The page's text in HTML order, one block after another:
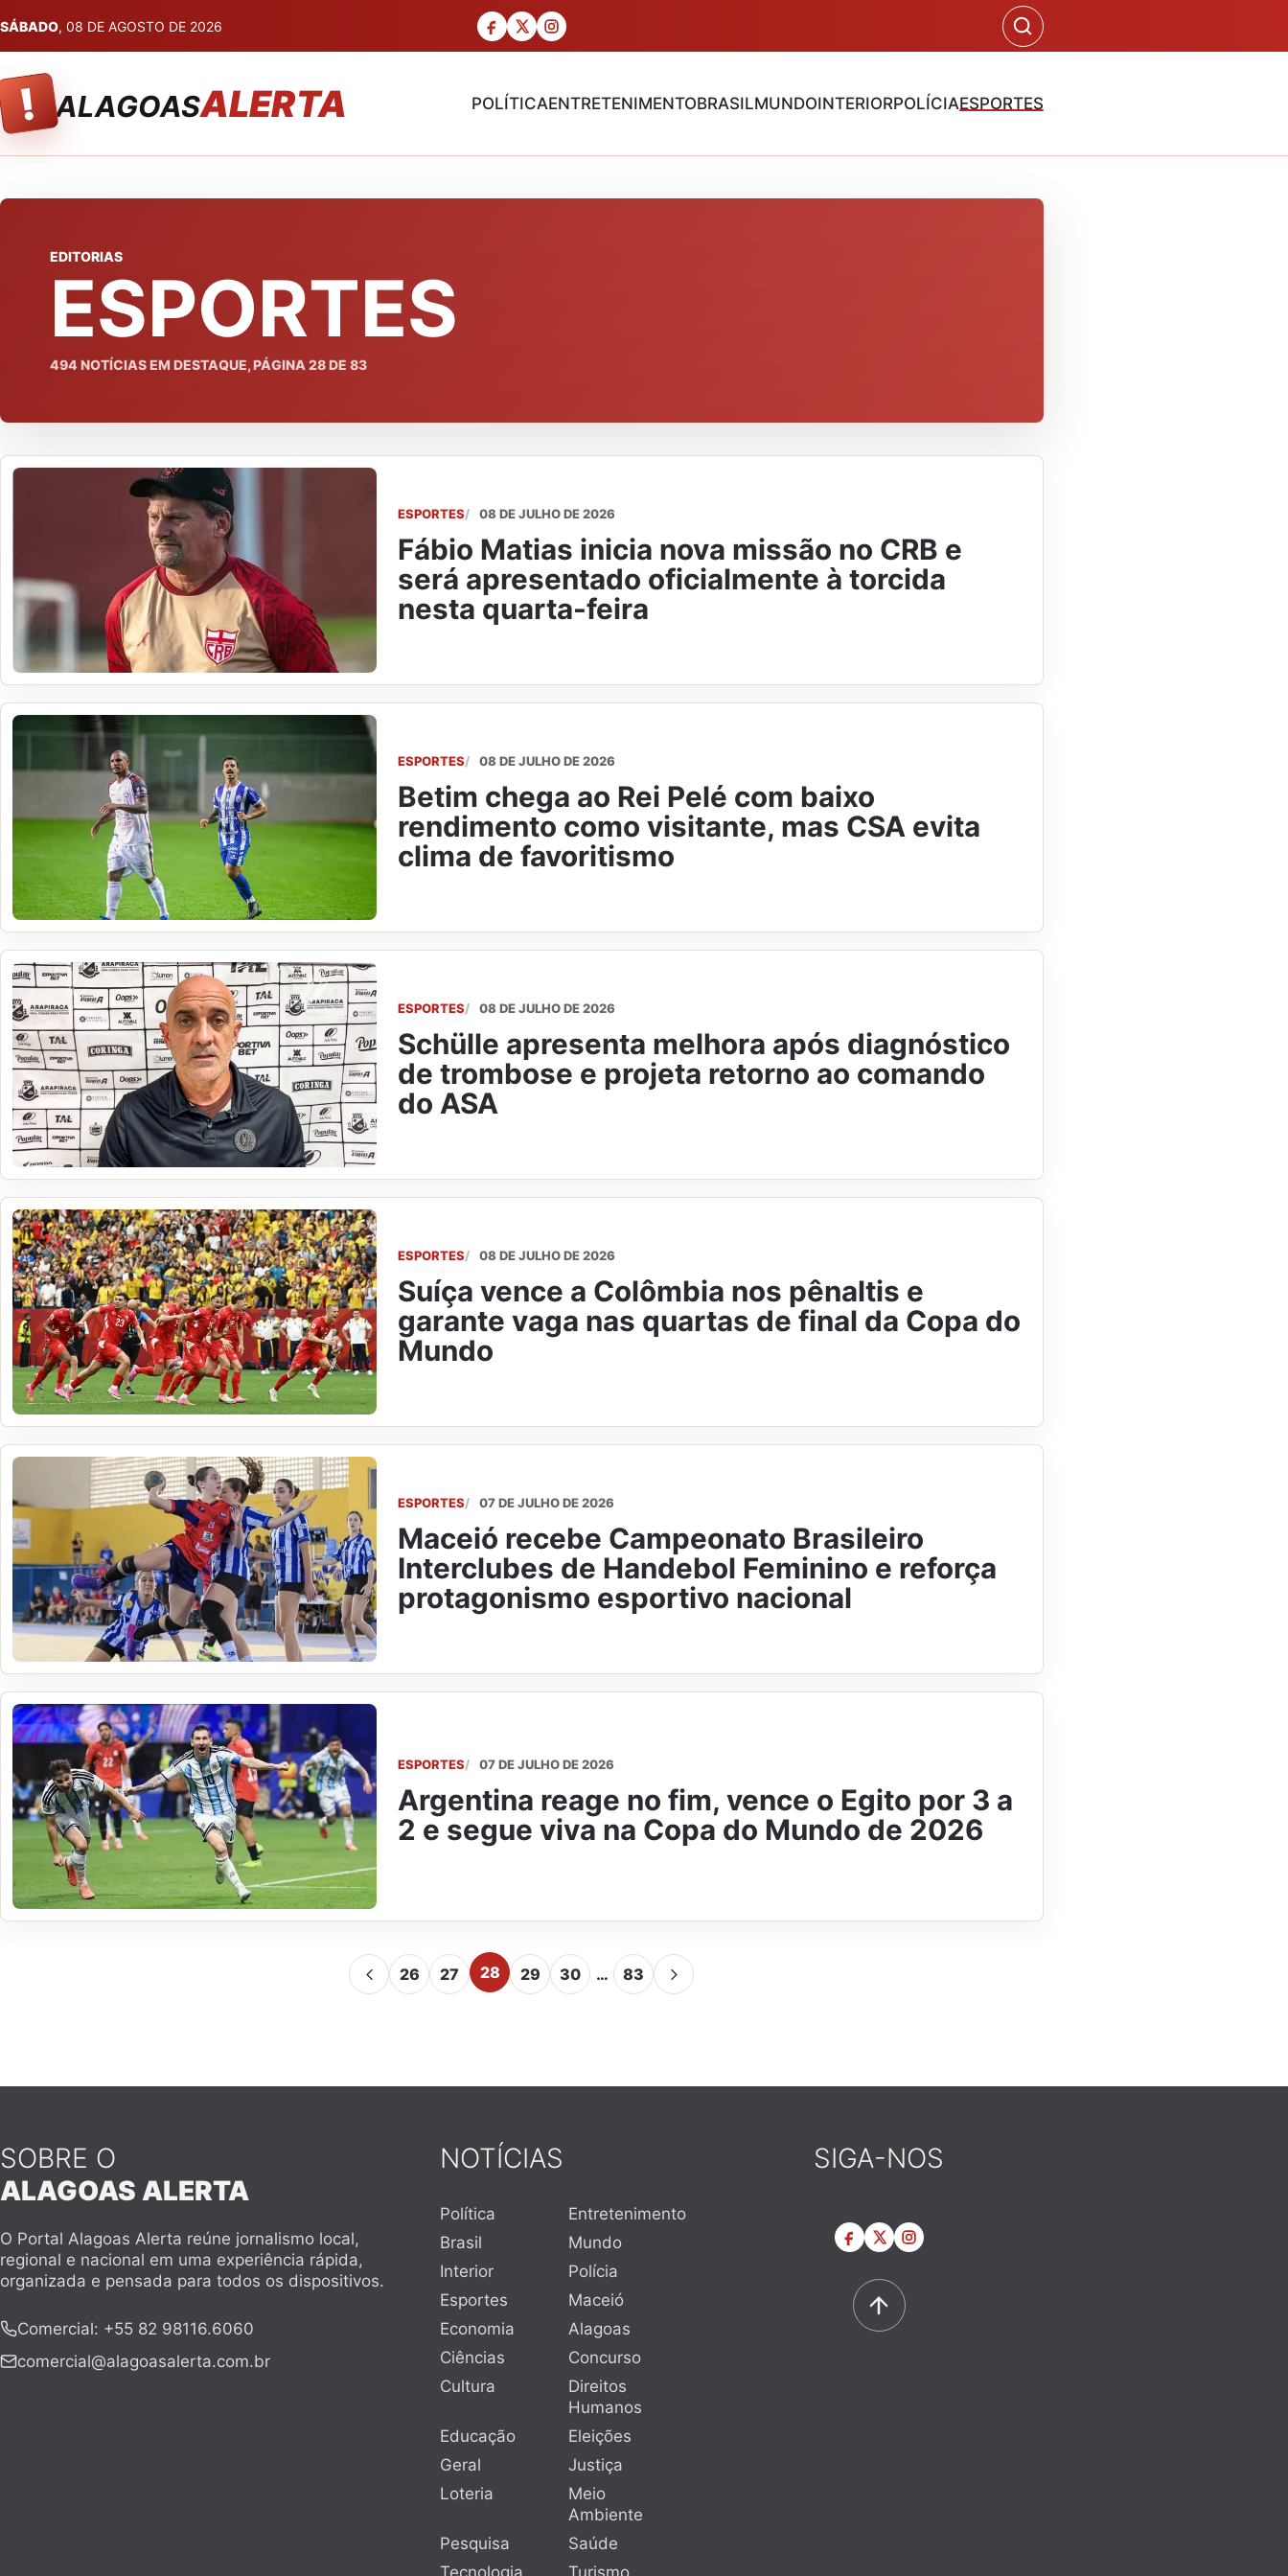
SÁBADO, 08 DE AGOSTO DE 2026
! ALAGOASALERTA POLÍTICAENTRETENIMENTOBRASILMUNDOINTERIORPOLÍCIAESPORTES
EDITORIAS
ESPORTES
494 NOTÍCIAS EM DESTAQUE, PÁGINA 28DE 83
ESPORTES 08 DE JULHO DE 2026
Fábio Matias inicia nova missão no CRB e
será apresentado oficialmente à torcida
nesta quarta-feira
ESPORTES 08 DE JULHO DE 2026
Betim chega ao Rei Pelé com baixo
rendimento como visitante, mas CSA evita
clima de favoritismo
ESPORTES 08 DE JULHO DE 2026
Schülle apresenta melhora após diagnóstico
de trombose e projeta retorno ao comando
do ASA
ESPORTES 08 DE JULHO DE 2026
Suíça vence a Colômbia nos pênaltis e
garante vaga nas quartas de final da Copa do
Mundo
ESPORTES 07 DE JULHO DE 2026
Maceió recebe Campeonato Brasileiro
Interclubes de Handebol Feminino e reforça
protagonismo esportivo nacional
ESPORTES 07 DE JULHO DE 2026
Argentina reage no fim, vence o Egito por 3 a
2 e segue viva na Copa do Mundo de 2026
26 27 28 29 30 … 83
SOBRE O
ALAGOAS ALERTA
O Portal Alagoas Alerta reúne jornalismo local,
regional e nacional em uma experiência rápida,
organizada e pensada para todos os dispositivos.
Comercial: +55 82 98116.6060
comercial@alagoasalerta.com.br
NOTÍCIAS
Política
Entretenimento
Brasil
Mundo
Interior
Polícia
Esportes
Maceió
Economia
Alagoas
Ciências
Concurso
Cultura
Direitos
Humanos
Educação
Eleições
Geral
Justiça
Loteria
Meio
Ambiente
Pesquisa
Saúde
Tecnologia
Turismo
SIGA-NOS